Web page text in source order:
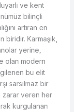
ve kent
bilinçli
artıran en
Karmaşık,
yerine,
olan modern
bu elit
sarsılmaz bir
zarar veren her
kurgulanan